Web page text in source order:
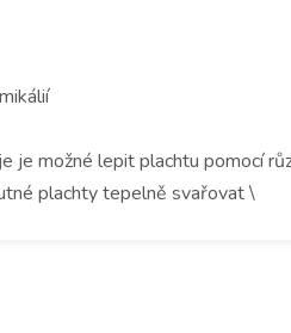
je možné lepit plachtu pomocí
plachty tepelně svařovat \